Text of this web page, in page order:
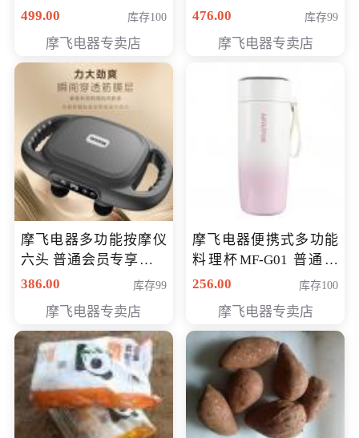
元
499.00 库存100
摩飞电器专卖店
价298元
476.00 库存99
摩飞电器专卖店
摩飞电器多功能按摩仪
六头 普通会员专享价格
199元
386.00 库存99
摩飞电器专卖店
摩飞电器便携式多功能
料理杯MF-G01 普通会
员专享价格118元
256.00 库存100
摩飞电器专卖店